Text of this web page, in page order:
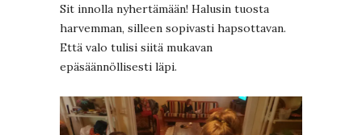
Sit innolla nyhertämään! Halusin tuosta
harvemman, silleen sopivasti hapsottavan.
Että valo tulisi siitä mukavan
epäsäännöllisesti läpi.